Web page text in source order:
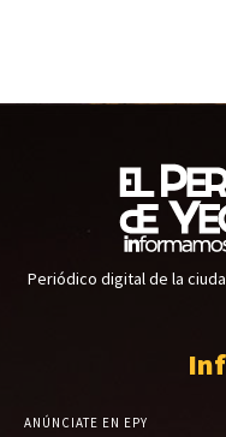
Periódico digital de la
ANÚNCIATE EN EPY